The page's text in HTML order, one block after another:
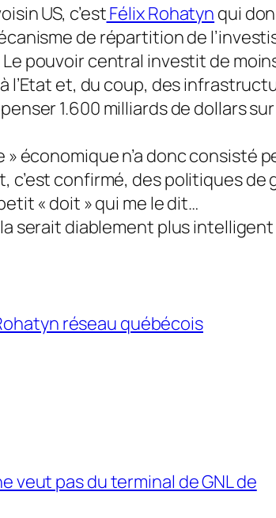
US, c’estFélix Rohatyn qui
de répartition de
Le pouvoir central investit de
l’Etat et, du coup, des
1.600 milliards de dollars
» économique n’a donc consisté
c’est confirmé, des politiques de
« doit » qui me le dit…
serait diablement plus
réseau québécois
veut pas du terminal de GNL de